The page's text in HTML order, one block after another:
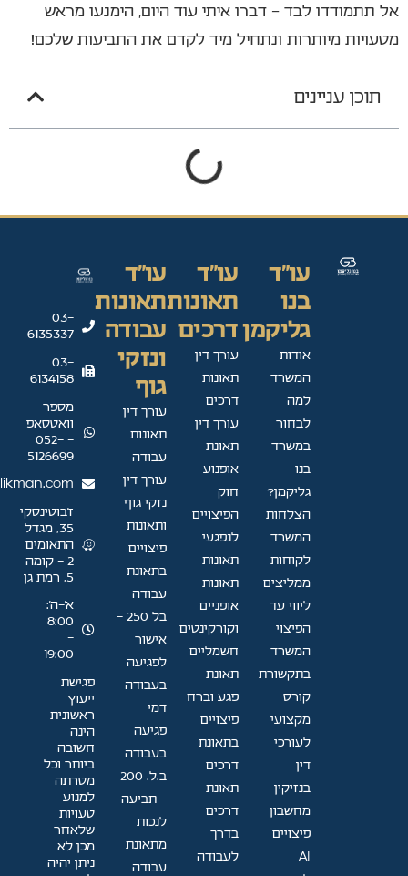
אל תתמודדו לבד – דברו איתי עוד היום, הימנעו מראש
מטעויות מיותרות ונתחיל מיד לקדם את התביעות שלכם!
תוכן עניינים
עו"ד
בנו
גליקמן
אודות
המשרד
למה
לבחור
במשרד
בנו
גליקמן?
הצלחות
המשרד
לקוחות
ממליצים
ליווי עד
הפיצוי
המשרד
בתקשורת
קורס
מקצועי
לעורכי
דין
בנזיקין
מחשבון
פיצויים
AI
עו"ד
תאונות
דרכים
עורך דין
תאונות
דרכים
עורך דין
תאונת
אופנוע
חוק
הפיצויים
לנפגעי
תאונות
תאונות
אופניים
וקורקינטים
חשמליים
תאונת
פגע וברח
פיצויים
בתאונת
דרכים
תאונת
דרכים
בדרך
לעבודה
עו"ד
תאונות
עבודה
ונזקי
גוף
עורך דין
תאונות
עבודה
עורך דין
נזקי גוף
ותאונות
פיצויים
בתאונת
עבודה
בל 250 -
אישור
לפגיעה
בעבודה
דמי
פגיעה
בעבודה
ב.ל. 200
- תביעה
לנכות
מתאונת
עבודה
03-
6135337
03-
6134158
מספר
וואטסאפ
- 052-
5126699
ז'בוטינסקי
35, מגדל
התאומים
2 - קומה
5, רמת גן
א׳–ה׳:
8:00
-
19:00
פגישת
ייעוץ
ראשונית
הינה
חשובה
ביותר וכל
מטרתה
למנוע
טעויות
שלאחר
מכן לא
ניתן יהיה